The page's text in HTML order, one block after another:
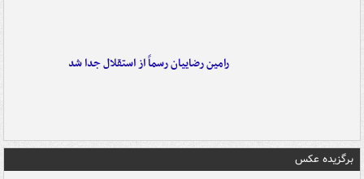
رامین رضاییان رسماً از استقلال جدا شد
برگزیده عکس